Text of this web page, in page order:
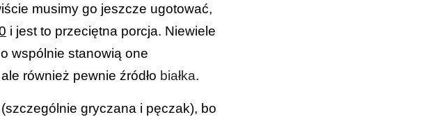
musimy go jeszcze ugotować,
i jest to przeciętna porcja. Niewiele
wspólnie stanowią one
również pewnie źródło białka.
(szczególnie gryczana i pęczak), bo